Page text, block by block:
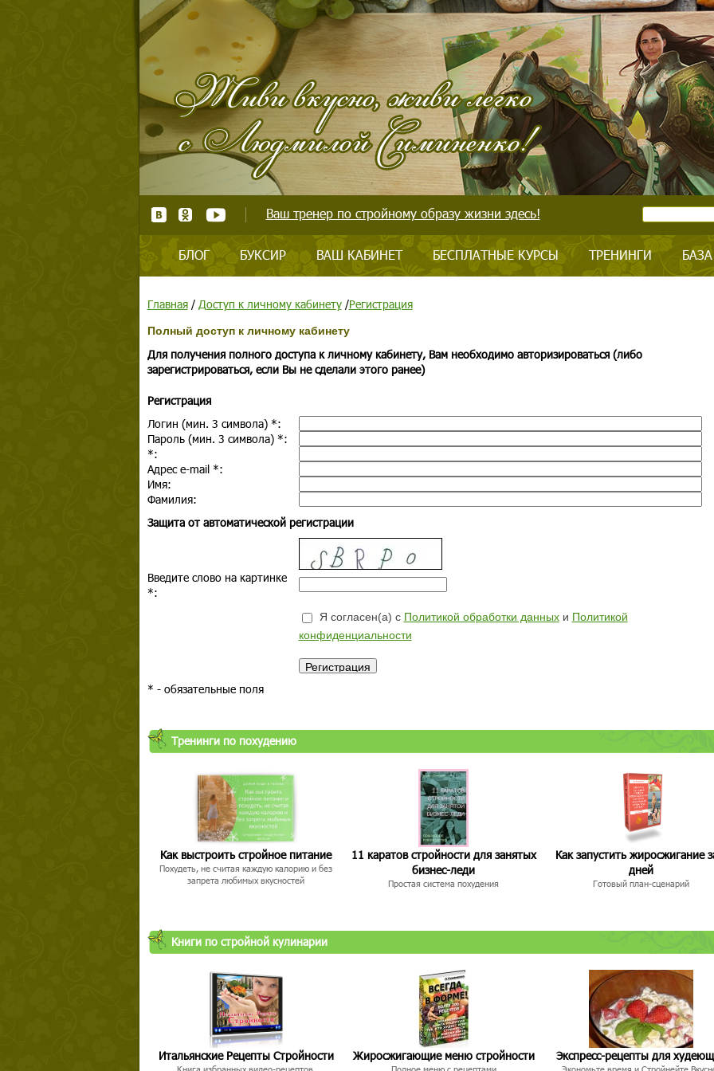
Ваш тренер по стройному образу жизни здесь!
БЛОГ БУКСИР ВАШ КАБИНЕТ БЕСПЛАТНЫЕ КУРСЫ ТРЕНИНГИ
Главная/ Доступ к личному кабинету/Регистрация
Полный доступ к личному кабинету
Для получения полного доступа к личному кабинету, Вам необходимо авторизироваться (либо
зарегистрироваться, если Вы не сделали этого ранее)
Регистрация
Логин (мин. 3 символа) *:
Пароль (мин. 3 символа) *:
*:
Адрес e-mail *:
Имя:
Фамилия:
Защита от автоматической регистрации
Введите слово на картинке
*:
Я согласен(а) с Политикой обработки данныхи Политикой
конфиденциальности
* - обязательные поля
Тренинги по похудению
Как выстроить стройное питание
Похудеть, не считая каждую калорию и без
запрета любимых вкусностей
11 каратов стройности для занятых
бизнес-леди
Простая система похудения
Как запустить жиросжигание
дней
Готовый план-сценарий
Книги по стройной кулинарии
Итальянские Рецепты Стройности Жиросжигающие меню стройности Экспресс-рецепты для